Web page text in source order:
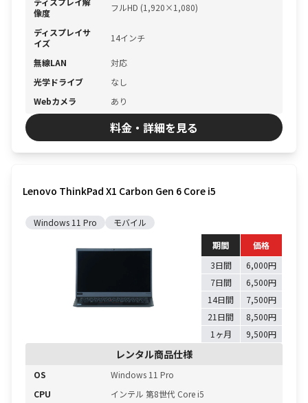
像度
フルHD (1,920×1,080)
ディスプレイサ
イズ
14インチ
無線LAN
対応
光学ドライブ
なし
Webカメラ
あり
料金・詳細を見る
Lenovo ThinkPad X1 Carbon Gen 6 Core i5
Windows 11 Pro
モバイル
期間
価格
3日間
6,000円
7日間
6,500円
14日間
7,500円
21日間
8,500円
1ヶ月
9,500円
レンタル商品仕様
OS
Windows 11 Pro
CPU
インテル 第8世代 Core i5